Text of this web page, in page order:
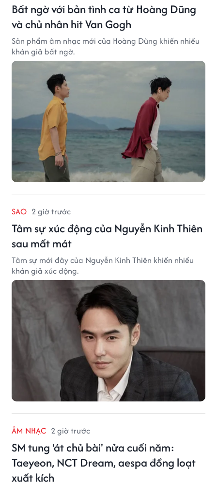
Bất ngờ với bản tình ca từ Hoàng Dũng
và chủ nhân hit Van Gogh
Sản phẩm âm nhạc mới của Hoàng Dũng khiến nhiều
khán giả bất ngờ.
SAO 2 giờ trước
Tâm sự xúc động của Nguyễn Kinh Thiên
sau mất mát
Tâm sự mới đây của Nguyễn Kinh Thiên khiến nhiều
khán giả xúc động.
ÂM NHẠC 2 giờ trước
SM tung 'át chủ bài' nửa cuối năm:
Taeyeon, NCT Dream, aespa đồng loạt
xuất kích